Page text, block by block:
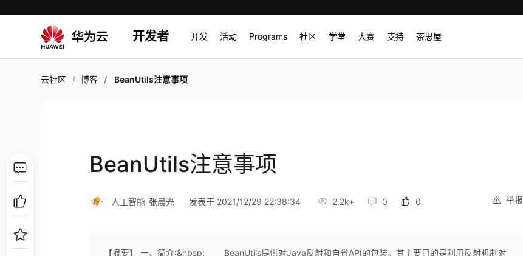
开发者 开发 活动 Programs 社区 学堂 大赛 支持 茶思屋
云社区 博客 BeanUtils注意事项
BeanUtils注意事项
举报
人工智能-张晨光 发表于 2021/12/29 22:38:34 2.2k+ 0 0
【摘要】 一、简介:&nbsp; BeanUtils提供对Java反射和自省API的包装。其主要目的是利用反射机制对